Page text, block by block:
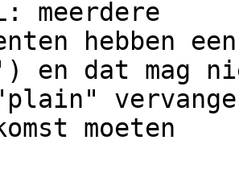
meerdere
hebben
en dat mag
moeten